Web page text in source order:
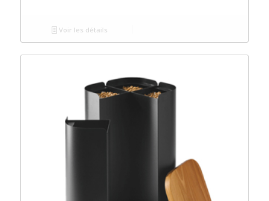
Voir les détails